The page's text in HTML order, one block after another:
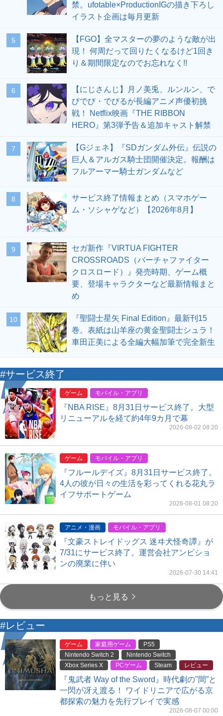
禁。ufotable×ProductionIGの描き下ろし
イラスト企画は毎月更新
5
【FGO】全マスターの夢のような敵が出
現！ 何周だって回りたくなるけど1回き
り＆期間限定なのでお忘れなく!!
6
【にじさんじ】月ノ美兎、ルンルン、で
びでび・でびるが長編アニメ声優初挑
戦！ Netflix映画『THE RIBBON
HERO』第3弾予告＆追加キャスト解禁
7
【Gジェネ】『SDガンダム外伝』伝説の
巨人＆アルガス騎士団開催決定。報酬は
フルアーマー騎士ガンダムなど
8
サービス終了情報まとめ（スマホゲー
ム・ソシャゲなど）【2026年8月】
9
セガ新作『VIRTUA FIGHTER
CROSSROADS（バーチャファイター
クロスロード）』発売時期、ゲーム概
要、登場キャラクターなど最新情報まと
め
10
『聖闘士星矢 Final Edition』最新刊15
巻。表紙は山羊座の黄金聖闘士シュラ！
車田正美による全編大幅加筆で完全新生
#サービス終了
ゲーム モバイル・アプリ
『NBA RISE』8月31日サービス終了。大型
リニューアルを経て約4年9カ月で幕
2026-08-02 08:20
ゲーム モバイル・アプリ
『フルールデイズ』8月31日サービス終了。
4人の彼が日々の生活を彩ってくれる花丸ラ
イフサポートゲーム
2026-08-01 08:20
アニメ・漫画 モバイル・アプリ
『文豪ストレイドッグス 迷ヰ犬怪奇譚』が
7/31にサービス終了。運営会社アンビショ
ンの廃業に伴い
2026-07-30 14:41
もっと見る
#レビュー
ゲーム 家庭用ゲーム
PS5
Nintendo Switch 2
Nintendo Switch
Xbox Series X
PCゲーム Steam レビュー
『鬼武者 Way of the Sword』時代劇の"間”と
一閃が冴え渡る！ ワイドリニアで広がる京
都探索の魅力を先行プレイで実感
2026-08-07 00:00